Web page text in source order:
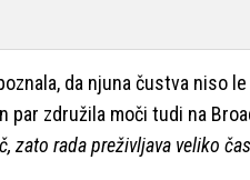
da njuna čustva niso
par združila moči tudi na
zato rada preživljava veliko